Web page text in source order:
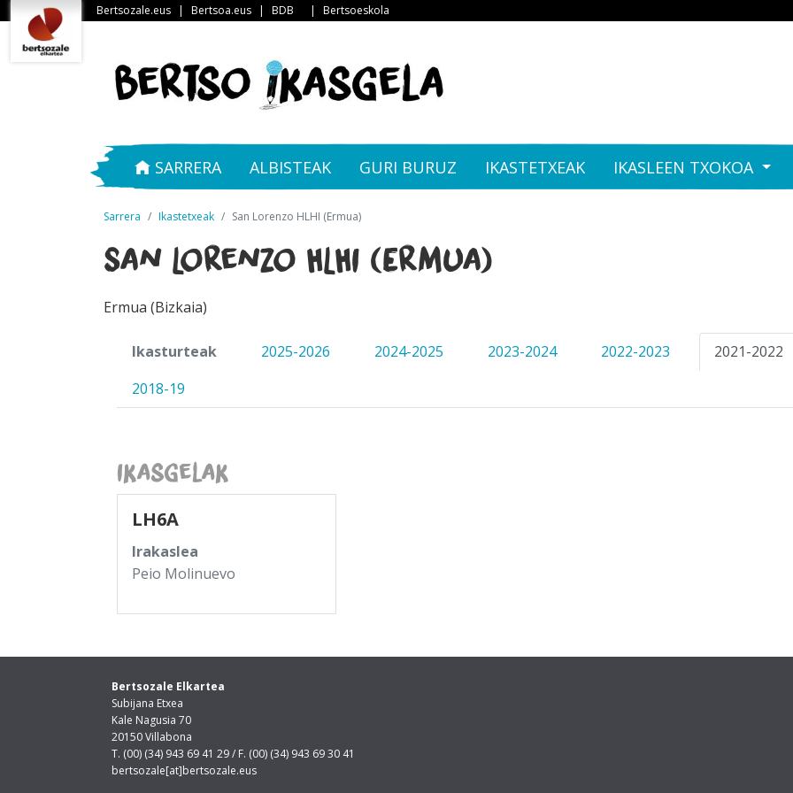
Bertsozale.eus | Bertsoa.eus | BDB | Bertsoeskola
SARRERA ALBISTEAK GURI BURUZ IKASTETXEAK IKASLEEN TXOKOA
Sarrera Ikastetxeak San Lorenzo HLHI (Ermua)
San Lorenzo HLHI (Ermua)
Ermua (Bizkaia)
Ikasturteak 2025-2026 2024-2025 2023-2024 2022-2023 2021-2022
2018-19
Ikasgelak
LH6A
Irakaslea
Peio Molinuevo
Bertsozale Elkartea
Subijana Etxea
Kale Nagusia 70
20150 Villabona
T. (00) (34) 943 69 41 29 / F. (00) (34) 943 69 30 41
bertsozale[at]bertsozale.eus